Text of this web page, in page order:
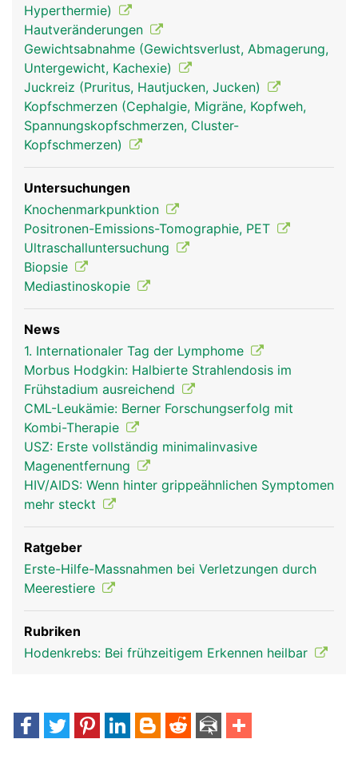
Hyperthermie)
Hautveränderungen
Gewichtsabnahme (Gewichtsverlust, Abmagerung,
Untergewicht, Kachexie)
Juckreiz (Pruritus, Hautjucken, Jucken)
Kopfschmerzen (Cephalgie, Migräne, Kopfweh,
Spannungskopfschmerzen, Cluster-
Kopfschmerzen)
Untersuchungen
Knochenmarkpunktion
Positronen-Emissions-Tomographie, PET
Ultraschalluntersuchung
Biopsie
Mediastinoskopie
News
1. Internationaler Tag der Lymphome
Morbus Hodgkin: Halbierte Strahlendosis im
Frühstadium ausreichend
CML-Leukämie: Berner Forschungserfolg mit
Kombi-Therapie
USZ: Erste vollständig minimalinvasive
Magenentfernung
HIV/AIDS: Wenn hinter grippeähnlichen Symptomen
mehr steckt
Ratgeber
Erste-Hilfe-Massnahmen bei Verletzungen durch
Meerestiere
Rubriken
Hodenkrebs: Bei frühzeitigem Erkennen heilbar